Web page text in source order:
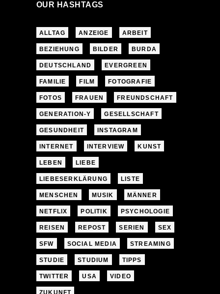
OUR HASHTAGS
ALLTAG ANZEIGE ARBEIT
BEZIEHUNG BILDER BURDA
DEUTSCHLAND EVERGREEN
FAMILIE FILM FOTOGRAFIE
FOTOS FRAUEN FREUNDSCHAFT
GENERATION-Y GESELLSCHAFT
GESUNDHEIT INSTAGRAM
INTERNET INTERVIEW KUNST
LEBEN LIEBE
LIEBESERKLÄRUNG LISTE
MENSCHEN MUSIK MÄNNER
NETFLIX POLITIK PSYCHOLOGIE
REISEN REPOST SERIEN SEX
SFW SOCIAL MEDIA STREAMING
STUDIE STUDIUM TIPPS
TWITTER USA VIDEO
ZUKUNFT